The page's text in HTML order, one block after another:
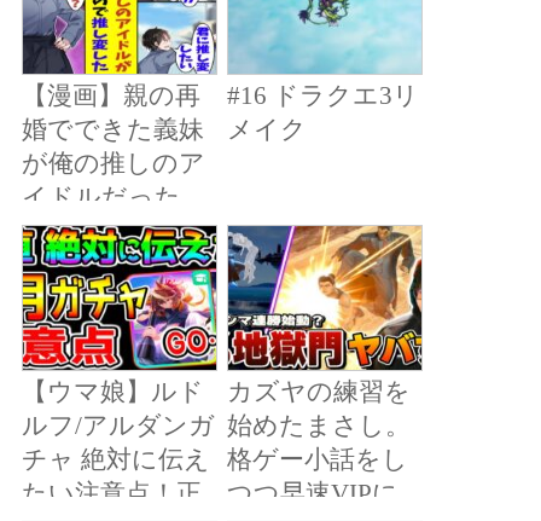
【漫画】親の再
婚でできた義妹
が俺の推しのア
イドルだった。
推しとの同居生
活が耐えられな
かったのでやむ
を得ず推し変す
ることにした結
果。「私のファ
ンを辞めないで
よ」と強めに引
き止められてし
#16 ドラクエ3リ
メイク
【ウマ娘】ルド
ルフ/アルダンガ
チャ 絶対に伝え
たい注意点！正
カズヤの練習を
始めたまさし。
格ゲー小話をし
つつ早速VIPに